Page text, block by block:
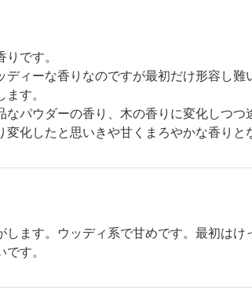
です。
ディーな香りなのですが最初だけ形容し
す。
なパウダーの香り、木の香りに変化しつ
変化したと思いきや甘くまろやかな香りと
します。ウッディ系で甘めです。最初は
す。